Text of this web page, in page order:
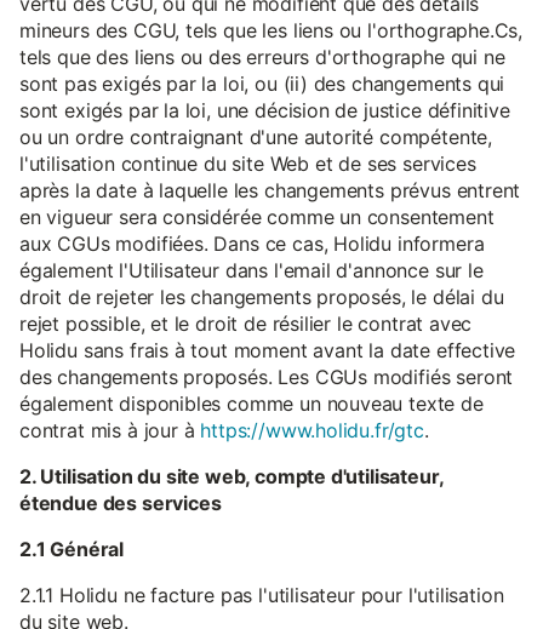
mineurs des CGU, tels que les liens ou l'orthographe.Cs,
tels que des liens ou des erreurs d'orthographe qui ne
sont pas exigés par la loi, ou (ii) des changements qui
sont exigés par la loi, une décision de justice définitive
ou un ordre contraignant d'une autorité compétente,
l'utilisation continue du site Web et de ses services
après la date à laquelle les changements prévus entrent
en vigueur sera considérée comme un consentement
aux CGUs modifiées. Dans ce cas, Holidu informera
également l'Utilisateur dans l'email d'annonce sur le
droit de rejeter les changements proposés, le délai du
rejet possible, et le droit de résilier le contrat avec
Holidu sans frais à tout moment avant la date effective
des changements proposés. Les CGUs modifiés seront
également disponibles comme un nouveau texte de
contrat mis à jour à https://www.holidu.fr/gtc.
2. Utilisation du site web, compte d'utilisateur,
étendue des services
2.1 Général
2.1.1 Holidu ne facture pas l'utilisateur pour l'utilisation
du site web.